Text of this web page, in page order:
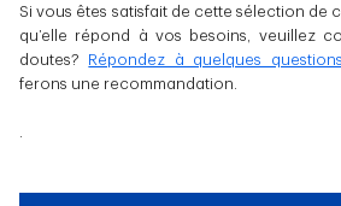
Si vous êtes satisfait de cette sélection de
qu’elle répond à vos besoins, veuillez
doutes? Répondez à quelques
ferons une recommandation.